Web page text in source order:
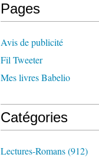
Pages
Avis de publicité
Fil Tweeter
Mes livres Babelio
Catégories
Lectures-Romans(912)